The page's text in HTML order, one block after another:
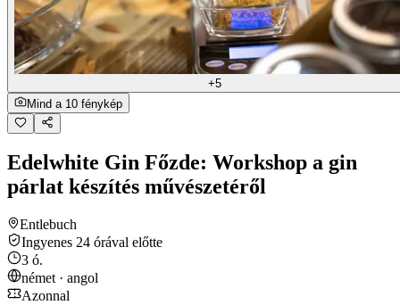
+5
Mind a 10 fénykép
Edelwhite Gin Főzde: Workshop a gin
párlat készítés művészetéről
Entlebuch
Ingyenes 24 órával előtte
3 ó.
német · angol
Azonnal